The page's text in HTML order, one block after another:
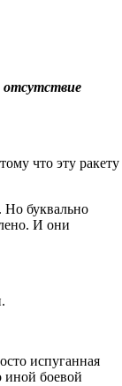
отсутствие
что эту ракету
Но буквально
И они
испуганная
иной боевой